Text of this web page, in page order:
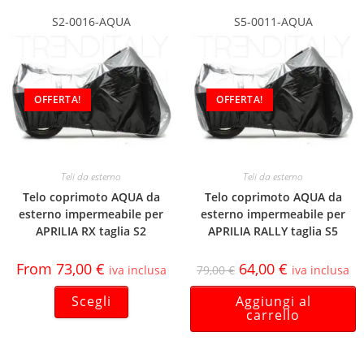
S2-0016-AQUA
OFFERTA!
Teli da esterno
Telo coprimoto AQUA da
esterno impermeabile per
APRILIA RX taglia S2
From 73,00 € iva inclusa
Scegli
S5-0011-AQUA
OFFERTA!
Teli da esterno
Telo coprimoto AQUA da
esterno impermeabile per
APRILIA RALLY taglia S5
79,00€ 64,00 € iva inclusa
Aggiungi al
carrello